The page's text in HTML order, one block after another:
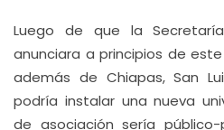
Luego de que la
anunciara a principios de
además de Chiapas, San
podría instalar una nueva
de asociación sería